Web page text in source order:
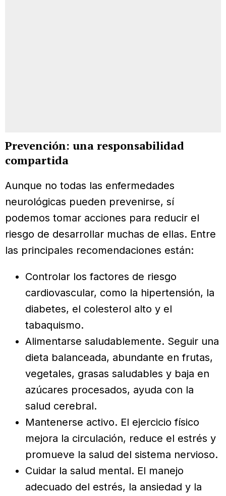
Prevención: una responsabilidad
compartida
Aunque no todas las enfermedades
neurológicas pueden prevenirse, sí
podemos tomar acciones para reducir el
riesgo de desarrollar muchas de ellas. Entre
las principales recomendaciones están:
Controlar los factores de riesgo
cardiovascular, como la hipertensión, la
diabetes, el colesterol alto y el
tabaquismo.
Alimentarse saludablemente. Seguir una
dieta balanceada, abundante en frutas,
vegetales, grasas saludables y baja en
azúcares procesados, ayuda con la
salud cerebral.
Mantenerse activo. El ejercicio físico
mejora la circulación, reduce el estrés y
promueve la salud del sistema nervioso.
Cuidar la salud mental. El manejo
adecuado del estrés, la ansiedad y la